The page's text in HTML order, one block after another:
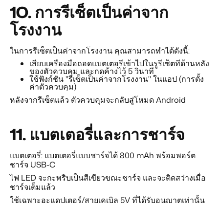
10.การรีเซ็ตเป็นค่าจาก
โรงงาน
ในการรีเซ็ตเป็นค่าจากโรงงาน คุณสามารถทำได้ดังนี้:
เสียบเครื่องมือถอดแบตเตอรี่เข้าไปในรูรีเซ็ตที่ด้านหลัง
ของตัวควบคุม และกดค้างไว้ 5 วินาที
ใช้ฟังก์ชัน "รีเซ็ตเป็นค่าจากโรงงาน" ในแอป (การตั้ง
ค่าตัวควบคุม)
หลังจากรีเซ็ตแล้ว ตัวควบคุมจะกลับสู่โหมด Android
11. แบตเตอรี่และการชาร์จ
แบตเตอรี่: แบตเตอรี่แบบชาร์จได้ 800 mAh พร้อมพอร์ต
ชาร์จ USB-C
ไฟ LED จะกะพริบเป็นสีเขียวขณะชาร์จ และจะติดสว่างเมื่อ
ชาร์จเต็มแล้ว
ใช้เฉพาะอะแดปเตอร์/สายเคเบิล 5V ที่ได้รับอนุญาตเท่านั้น